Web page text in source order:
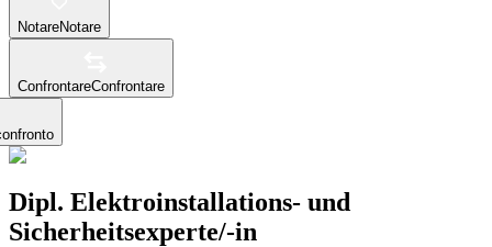
NotareNotare
ConfrontareConfrontare
Dipl. Elektroinstallations- und
Sicherheitsexperte/-in